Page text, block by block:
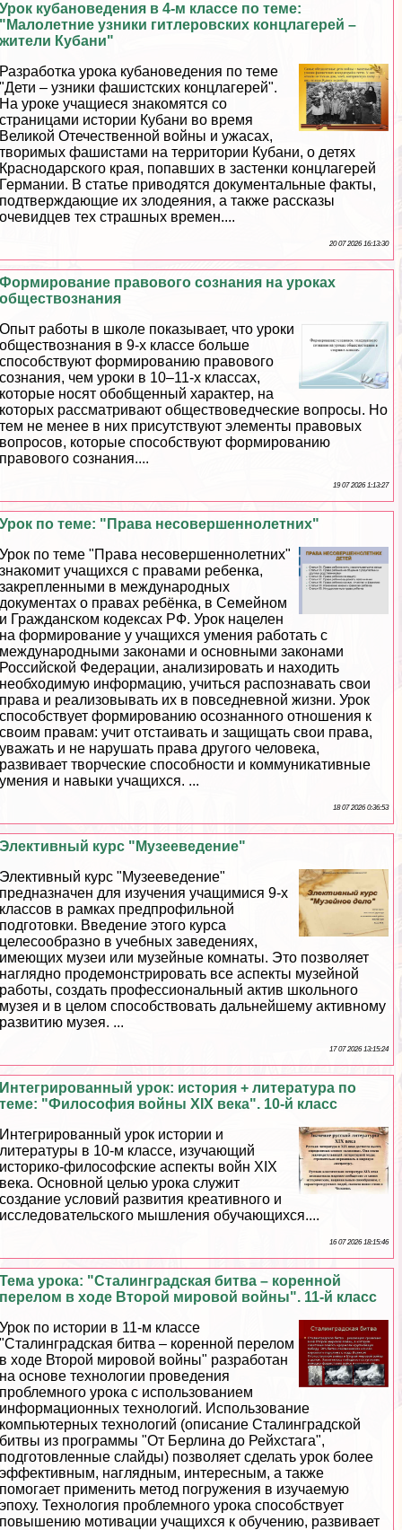
Урок кубановедения в 4-м классе по теме:
"Малолетние узники гитлеровских концлагерей –
жители Кубани"
Разработка урока кубановедения по теме
"Дети – узники фашистских концлагерей".
На уроке учащиеся знакомятся со
страницами истории Кубани во время
Великой Отечественной войны и ужасах,
творимых фашистами на территории Кубани, о детях
Краснодарского края, попавших в застенки концлагерей
Германии. В статье приводятся документальные факты,
подтверждающие их злодеяния, а также рассказы
очевидцев тех страшных времен....
20 07 2026 16:13:30
Формирование правового сознания на уроках
обществознания
Опыт работы в школе показывает, что уроки
обществознания в 9-х классе больше
способствуют формированию правового
сознания, чем уроки в 10–11-х классах,
которые носят обобщенный хаpaктер, на
которых рассматривают обществоведческие вопросы. Но
тем не менее в них присутствуют элементы правовых
вопросов, которые способствуют формированию
правового сознания....
19 07 2026 1:13:27
Урок по теме: "Права несовершеннолетних"
Урок по теме "Права несовершеннолетних"
знакомит учащихся с правами ребенка,
закрепленными в международных
документах о правах ребёнка, в Семейном
и Гражданском кодексах РФ. Урок нацелен
на формирование у учащихся умения работать с
международными законами и основными законами
Российской Федерации, анализировать и находить
необходимую информацию, учиться распознавать свои
права и реализовывать их в повседневной жизни. Урок
способствует формированию осознанного отношения к
своим правам: учит отстаивать и защищать свои права,
уважать и не нарушать права другого человека,
развивает творческие способности и коммуникативные
умения и навыки учащихся. ...
18 07 2026 0:36:53
Элективный курс "Музееведение"
Элективный курс "Музееведение"
предназначен для изучения учащимися 9-х
классов в рамках предпрофильной
подготовки. Введение этого курса
целесообразно в учебных заведениях,
имеющих музеи или музейные комнаты. Это позволяет
наглядно продемонстрировать все аспекты музейной
работы, создать профессиональный актив школьного
музея и в целом способствовать дальнейшему активному
развитию музея. ...
17 07 2026 13:15:24
Интегрированный урок: история + литература по
теме: "Философия войны XIX века". 10-й класс
Интегрированный урок истории и
литературы в 10-м классе, изучающий
историко-философские аспекты войн XIX
века. Основной целью урока служит
создание условий развития креативного и
исследовательского мышления обучающихся....
16 07 2026 18:15:46
Тема урока: "Сталинградская битва – коренной
перелом в ходе Второй мировой войны". 11-й класс
Урок по истории в 11-м классе
"Сталинградская битва – коренной перелом
в ходе Второй мировой войны" разработан
на основе технологии проведения
проблемного урока с использованием
информационных технологий. Использование
компьютерных технологий (описание Сталинградской
битвы из программы "От Берлина до Рейхстага",
подготовленные слайды) позволяет сделать урок более
эффективным, наглядным, интересным, а также
помогает применить метод погружения в изучаемую
эпоху. Технология проблемного урока способствует
повышению мотивации учащихся к обучению, развивает